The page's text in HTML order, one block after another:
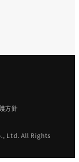
Ltd. All Rights
方針